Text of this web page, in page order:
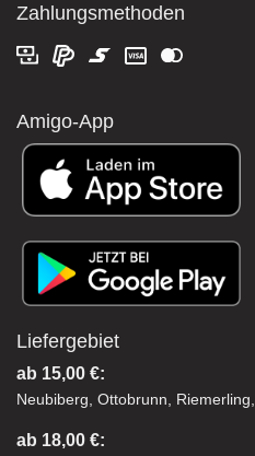
Zahlungsmethoden
Amigo-App
Liefergebiet
ab 15,00 €:
Neubiberg, Ottobrunn,
ab 18,00 €: